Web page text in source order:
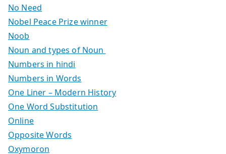
No Need
Nobel Peace Prize winner
Noob
Noun and types of Noun
Numbers in hindi
Numbers in Words
One Liner – Modern History
One Word Substitution
Online
Opposite Words
Oxymoron